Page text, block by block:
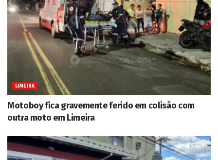
LIMEIRA
Motoboy fica gravemente ferido em colisão com
outra moto em Limeira